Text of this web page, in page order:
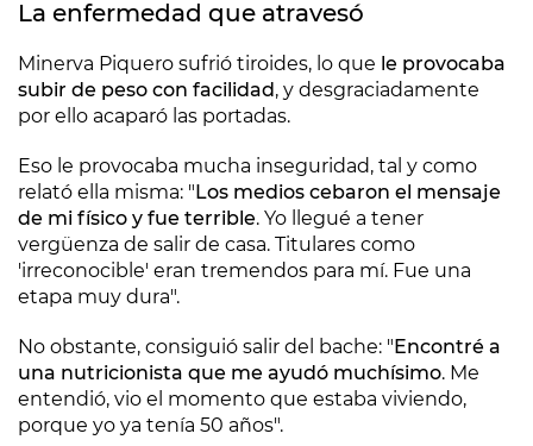
La enfermedad que atravesó
Minerva Piquero sufrió tiroides, lo que le provocaba
subir de peso con facilidad, y desgraciadamente
por ello acaparó las portadas.
Eso le provocaba mucha inseguridad, tal y como
relató ella misma: "Los medios cebaron el mensaje
de mi físico y fue terrible. Yo llegué a tener
vergüenza de salir de casa. Titulares como
'irreconocible' eran tremendos para mí. Fue una
etapa muy dura".
No obstante, consiguió salir del bache: "Encontré a
una nutricionista que me ayudó muchísimo. Me
entendió, vio el momento que estaba viviendo,
porque yo ya tenía 50 años".